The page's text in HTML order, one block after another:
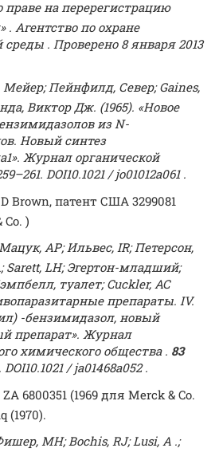
праве на перерегистрацию
. Агентство по охране
среды . Проверено 8 января2013
Мейер;Пейнфилд, Север;Gaines,
Виктор Дж. (1965). «Новое
из N-
Новый синтез
Журнал органической
DOI10.1021 / jo01012a061.
Brown, патент США 3299081
Co. )
АР;Ильвес, IR;Петерсон,
Sarett, LH;Эгертон-младший;
туалет;Cuckler, AC
препараты. IV.
-бензимидазол, новый
препарат». Журнал
химического общества. 83
DOI10.1021 / ja01468a052.
6800351 (1969 для Merck & Co.
(1970).
MH;Bochis, RJ;Lusi, A .;